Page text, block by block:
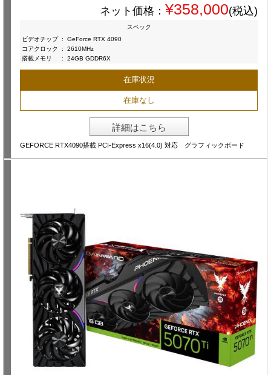
ネット価格： ¥358,000(税込)
スペック
ビデオチップ :
GeForce RTX 4090
コアクロック
:
2610MHz
搭載メモリ
: 24GB GDDR6X
在庫状況
在庫なし
詳細はこちら
GEFORCE RTX4090搭載 PCI-Express x16(4.0) 対応 グラフィックボード